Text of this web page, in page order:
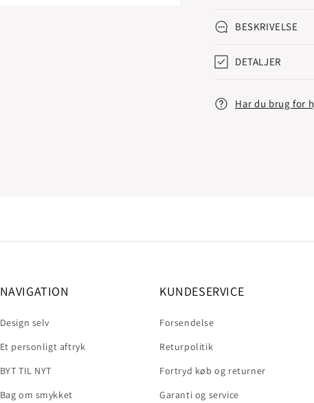
BESKRIVELSE
DETALJER
Har du brug for
NAVIGATION
Design selv
Et personligt aftryk
BYT TIL NYT
Bag om smykket
KUNDESERVICE
Forsendelse
Returpolitik
Fortryd køb og returner
Garanti og service